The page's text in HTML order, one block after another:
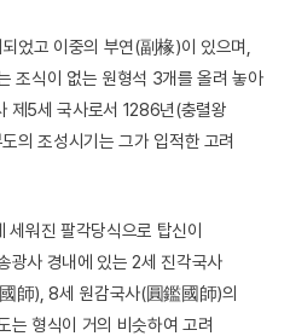
었고 이중의 부연(副椽)이 있으며,
조식이 없는 원형석 3개를 올려 놓아
제5세 국사로서 1286년(충렬왕
의 조성시기는 그가 입적한 고려
세워진 팔각당식으로 탑신이
광사 경내에 있는 2세 진각국사
師), 8세 원감국사(圓鑑國師)의
는 형식이 거의 비슷하여 고려